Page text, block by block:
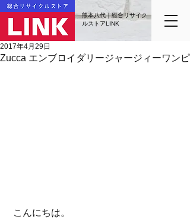
熊本八代｜総合リサイク
ルストアLINK
Zucca エンブロイダリージャージィーワンピ
2017年4月29日
こんにちは。